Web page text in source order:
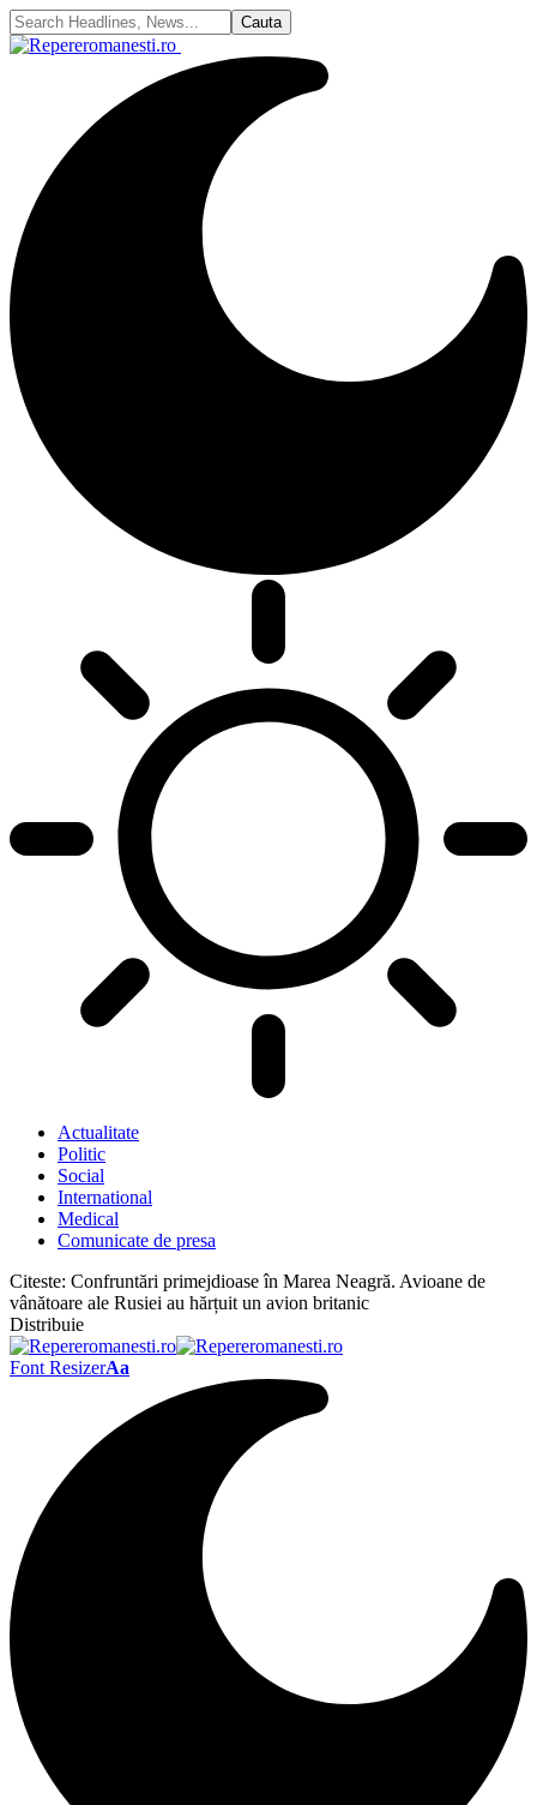
Actualitate
Politic
Social
International
Medical
Comunicate de presa
Citeste: Confruntări primejdioase în Marea Neagră. Avioane de
vânătoare ale Rusiei au hărțuit un avion britanic
Distribuie
Font ResizerAa